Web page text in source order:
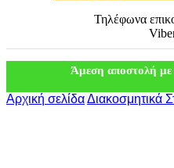
Τηλέφωνα
Άμεση αποστολή
Αρχική σελίδαΔιακοσμητικά